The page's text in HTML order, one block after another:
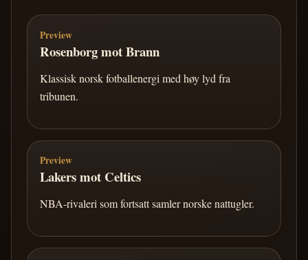
Preview
Rosenborg mot Brann
Klassisk norsk fotballenergi med høy lyd fra
tribunen.
Preview
Lakers mot Celtics
NBA-rivaleri som fortsatt samler norske nattugler.